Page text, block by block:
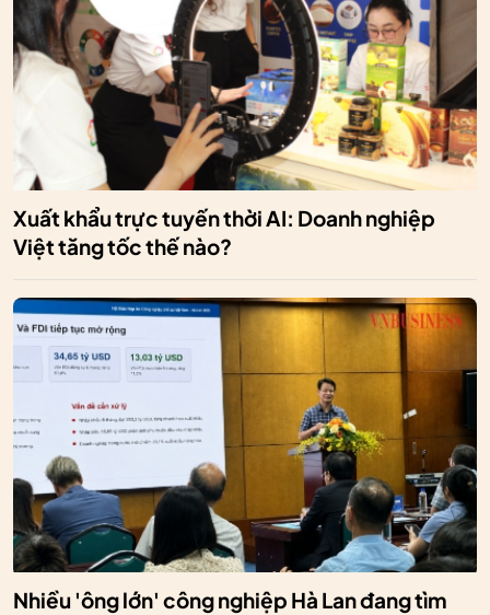
Xuất khẩu trực tuyến thời AI: Doanh nghiệp
Việt tăng tốc thế nào?
Nhiều 'ông lớn' công nghiệp Hà Lan đang tìm